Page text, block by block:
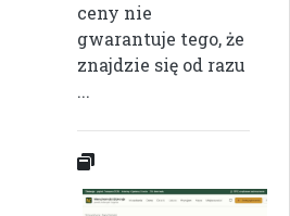
ceny nie
gwarantuje tego, że
znajdzie się od razu
...